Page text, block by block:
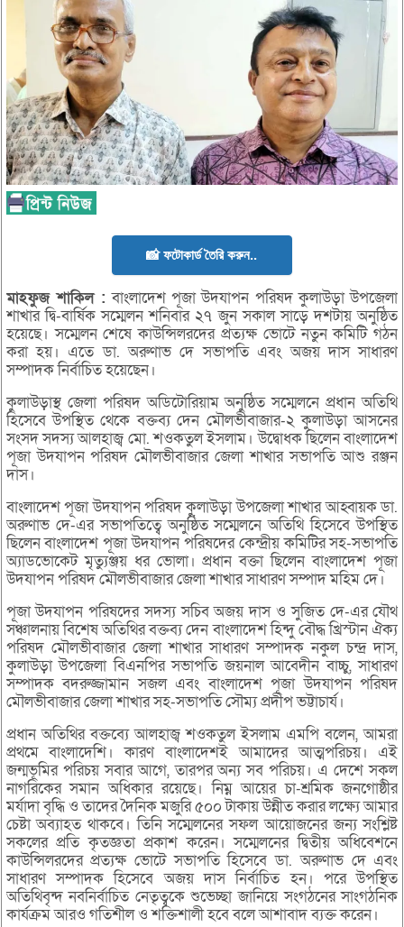
📸 ফটোকার্ড তৈরি করুন..
মাহফুজশাকিল : বাংলাদেশ পূজা উদযাপন পরিষদ কুলাউড়া উপজেলা
শাখার দ্বি-বার্ষিক সম্মেলন শনিবার ২৭ জুন সকাল সাড়ে দশটায় অনুষ্ঠিত
হয়েছে। সম্মেলন শেষে কাউন্সিলরদের প্রত্যক্ষ ভোটে নতুন কমিটি গঠন
করা হয়। এতে ডা. অরুণাভ দে সভাপতি এবং অজয় দাস সাধারণ
সম্পাদক নির্বাচিত হয়েছেন।
কুলাউড়াস্থ জেলা পরিষদ অডিটোরিয়াম অনুষ্ঠিত সম্মেলনে প্রধান অতিথি
হিসেবে উপস্থিত থেকে বক্তব্য দেন মৌলভীবাজার-২ কুলাউড়া আসনের
সংসদ সদস্য আলহাজ্ব মো. শওকতুল ইসলাম। উদ্বোধক ছিলেন বাংলাদেশ
পূজা উদযাপন পরিষদ মৌলভীবাজার জেলা শাখার সভাপতি আশু রঞ্জন
দাস।
বাংলাদেশ পূজা উদযাপন পরিষদ কুলাউড়া উপজেলা শাখার আহ্বায়ক ডা.
অরুণাভ দে-এর সভাপতিত্বে অনুষ্ঠিত সম্মেলনে অতিথি হিসেবে উপস্থিত
ছিলেন বাংলাদেশ পূজা উদযাপন পরিষদের কেন্দ্রীয় কমিটির সহ-সভাপতি
অ্যাডভোকেট মৃত্যুঞ্জয় ধর ভোলা। প্রধান বক্তা ছিলেন বাংলাদেশ পূজা
উদযাপন পরিষদ মৌলভীবাজার জেলা শাখার সাধারণ সম্পাদ মহিম দে।
পূজা উদযাপন পরিষদের সদস্য সচিব অজয় দাস ও সুজিত দে-এর যৌথ
সঞ্চালনায় বিশেষ অতিথির বক্তব্য দেন বাংলাদেশ হিন্দু বৌদ্ধ খ্রিস্টান ঐক্য
পরিষদ মৌলভীবাজার জেলা শাখার সাধারণ সম্পাদক নকুল চন্দ্র দাস,
কুলাউড়া উপজেলা বিএনপির সভাপতি জয়নাল আবেদীন বাচ্চু, সাধারণ
সম্পাদক বদরুজ্জামান সজল এবং বাংলাদেশ পূজা উদযাপন পরিষদ
মৌলভীবাজার জেলা শাখার সহ-সভাপতি সৌম্য প্রদীপ ভট্টাচার্য।
প্রধান অতিথির বক্তব্যে আলহাজ্ব শওকতুল ইসলাম এমপি বলেন, আমরা
প্রথমে বাংলাদেশি। কারণ বাংলাদেশই আমাদের আত্মপরিচয়। এই
জন্মভূমির পরিচয় সবার আগে, তারপর অন্য সব পরিচয়। এ দেশে সকল
নাগরিকের সমান অধিকার রয়েছে। নিম্ন আয়ের চা-শ্রমিক জনগোষ্ঠীর
মর্যাদা বৃদ্ধি ও তাদের দৈনিক মজুরি ৫০০ টাকায় উন্নীত করার লক্ষ্যে আমার
চেষ্টা অব্যাহত থাকবে। তিনি সম্মেলনের সফল আয়োজনের জন্য সংশ্লিষ্ট
সকলের প্রতি কৃতজ্ঞতা প্রকাশ করেন। সম্মেলনের দ্বিতীয় অধিবেশনে
কাউন্সিলরদের প্রত্যক্ষ ভোটে সভাপতি হিসেবে ডা. অরুণাভ দে এবং
সাধারণ সম্পাদক হিসেবে অজয় দাস নির্বাচিত হন। পরে উপস্থিত
অতিথিবৃন্দ নবনির্বাচিত নেতৃত্বকে শুভেচ্ছা জানিয়ে সংগঠনের সাংগঠনিক
কার্যক্রম আরও গতিশীল ও শক্তিশালী হবে বলে আশাবাদ ব্যক্ত করেন।